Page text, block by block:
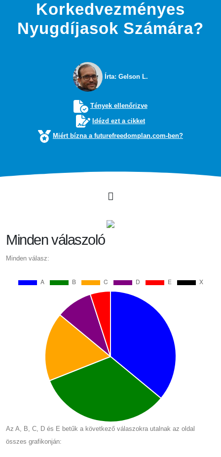
Korkedvezményes
Nyugdíjasok Számára?
Írta: Gelson L.
Tények ellenőrizve
Idézd ezt a cikket
Miért bízna a futurefreedomplan.com-ben?
Minden válaszoló
Minden válasz:
Az A, B, C, D és E betűk a következő válaszokra utalnak az oldal
összes grafikonján: